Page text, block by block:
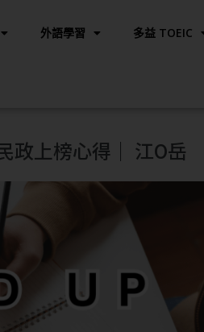
外語學習 多益 TOEIC
政上榜心得｜ 江O岳